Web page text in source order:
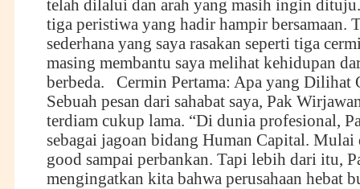
telah dilalui dan arah yang masih ingin
tiga peristiwa yang hadir hampir bersamaan.
sederhana yang saya rasakan seperti tiga
masing membantu saya melihat kehidupan
berbeda. Cermin Pertama: Apa yang Dilihat
Sebuah pesan dari sahabat saya, Pak
terdiam cukup lama. “Di dunia profesional,
sebagai jagoan bidang Human Capital. Mulai
good sampai perbankan. Tapi lebih dari itu,
mengingatkan kita bahwa perusahaan hebat